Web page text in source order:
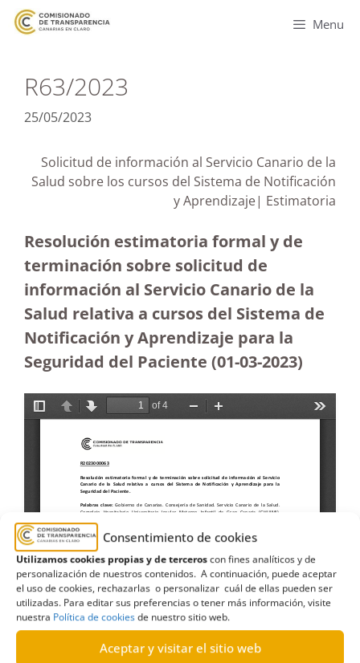
Consentimiento de cookies
Utilizamos cookies propias y de terceroscon fines analíticos y de
personalización de nuestros contenidos. A continuación, puede aceptar
el uso de cookies, rechazarlas o personalizar cuál de ellas pueden ser
utilizadas. Para editar sus preferencias o tener más información, visite
nuestra Política de cookiesde nuestro sitio web.
Aceptar y visitar el sitio web
Menu
R63/2023
25/05/2023
Solicitud de información al Servicio Canario de la
Salud sobre los cursos del Sistema de Notificación
y Aprendizaje| Estimatoria
Resolución estimatoria formal y de
terminación sobre solicitud de
información al Servicio Canario de la
Salud relativa a cursos del Sistema de
Notificación y Aprendizaje para la
Seguridad del Paciente (01-03-2023)